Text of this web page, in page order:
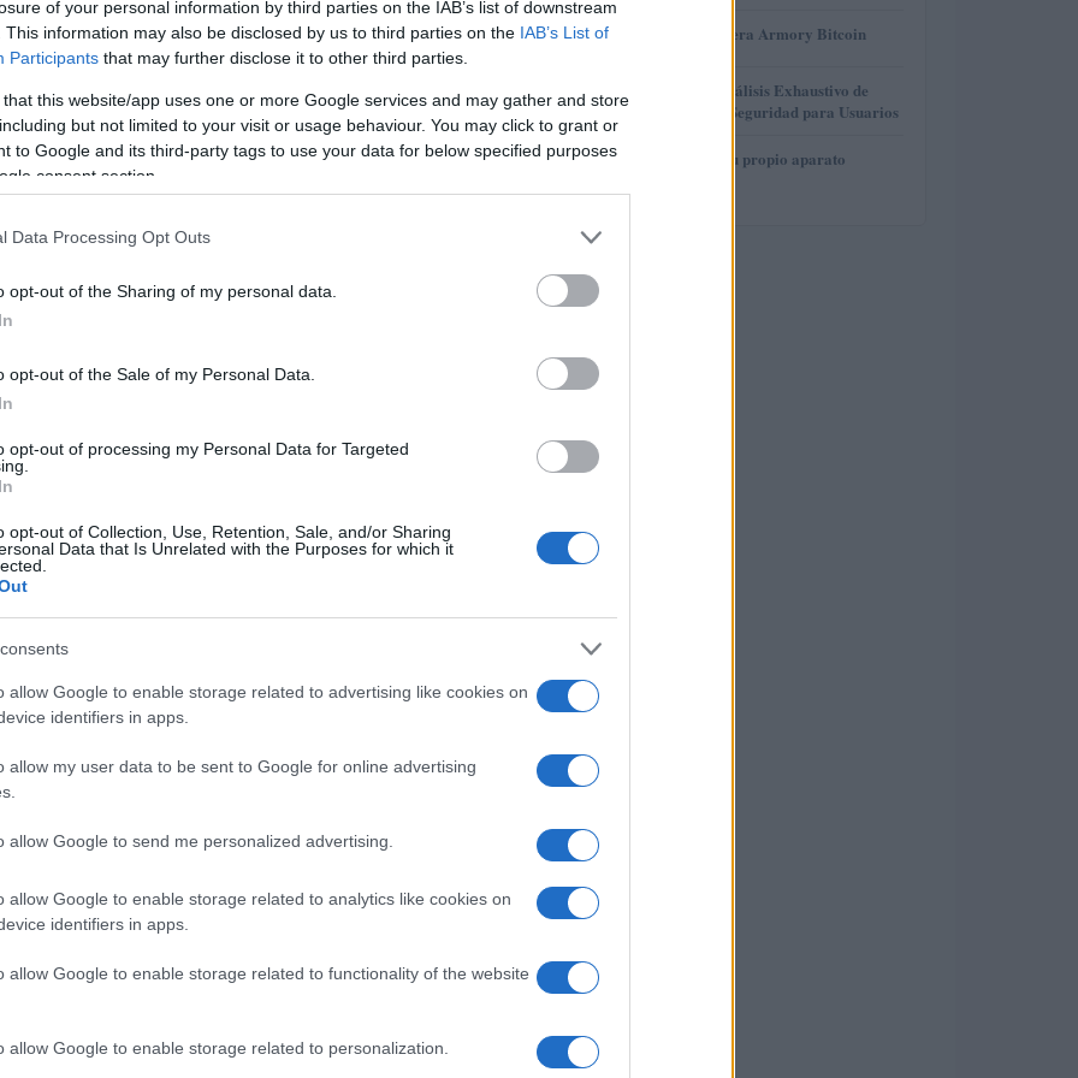
of your personal information by third parties on the IAB’s list of downstream
This information may also be disclosed by us to third parties on the IAB’s List of
Participants that may further disclose it to other third parties.
that this website/app uses one or more Google services and may gather and store
but not limited to your visit or usage behaviour. You may click to grant or
to Google and its third-party tags to use your data for below specified purposes
consent section.
Data Processing Opt Outs
opt-out of the Sharing of my personal data.
opt-out of the Sale of my Personal Data.
opt-out of processing my Personal Data for Targeted
opt-out of Collection, Use, Retention, Sale, and/or Sharing
Data that Is Unrelated with the Purposes for which it
allow Google to enable storage related to advertising like cookies on
identifiers in apps.
allow my user data to be sent to Google for online advertising
allow Google to send me personalized advertising.
allow Google to enable storage related to analytics like cookies on
identifiers in apps.
allow Google to enable storage related to functionality of the website
allow Google to enable storage related to personalization.
esperar?
de acciones, los analistas no anticipan
de Repsol. Esto se debe a que la compañía ya había
enfoque del mercado ahora se centrará en las
en upstream, que han mostrado un
estas cifras superan las expectativas para 2025, que
barriles al día?
interés, especialmente tras la escalada del
La combinación de estos factores, junto con la
inversores con la mirada fija en las próximas
el resultado operativo (EBIT) de Repsol será de
disminución del 35% en comparación con el mismo
preocuparnos?
3 Revisión de billetera Armory Bitcoin
4
Gana Crédito: Análisis Exhaustivo de
Funcionalidad y Seguridad para Usuarios
5 Cómo construir tu propio aparato